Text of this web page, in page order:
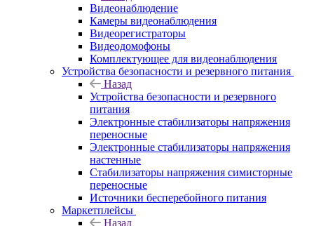
Видеонаблюдение
Камеры видеонаблюдения
Видеорегистраторы
Видеодомофоны
Комплектующее для видеонаблюдения
Устройства безопасности и резервного питания
Назад
Устройства безопасности и резервного
питания
Электронные стабилизаторы напряжения
переносные
Электронные стабилизаторы напряжения
настенные
Стабилизаторы напряжения симисторные
переносные
Источники бесперебойного питания
Маркетплейсы
Назад